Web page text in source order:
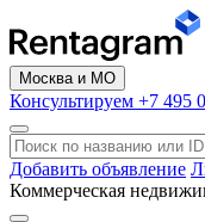
Москва и МО
Консультируем +7 495
Добавить объявление
Коммерческая